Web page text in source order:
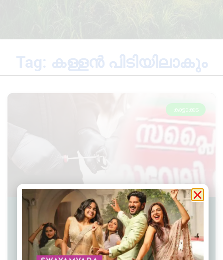
Tag: കള്ളൻ പിടിയിലാകും
കാട്ടാക്കട
മാറനല്ലൂർ പുന്നാവൂർ മാവേലി
സ്റ്റോർ കുത്തിത്തുറന്ന് പണം
കവർന്നു